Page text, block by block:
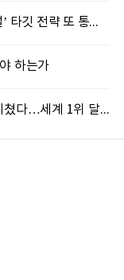
바이포엠, ‘사랑의 하츄핑: 고래보석의 전설’ 타깃 전략 또 통했다
하는가
LG 엑사원, '산업 특화 AI' 구글·알리바바 제쳤다…세계 1위 달성